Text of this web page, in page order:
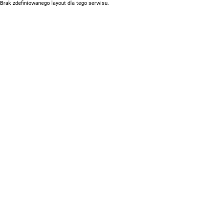
Brak zdefiniowanego layout dla tego serwisu.